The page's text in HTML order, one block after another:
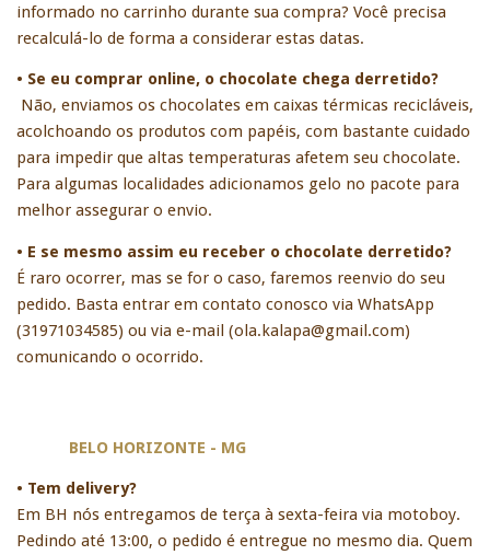
informado no carrinho durante sua compra? Você precisa
recalculá-lo de forma a considerar estas datas.
• Se eu comprar online, o chocolate chega derretido?
Não, enviamos os chocolates em caixas térmicas recicláveis,
acolchoando os produtos com papéis, com bastante cuidado
para impedir que altas temperaturas afetem seu chocolate.
Para algumas localidades adicionamos gelo no pacote para
melhor assegurar o envio.
• E se mesmo assim eu receber o chocolate derretido?
É raro ocorrer, mas se for o caso, faremos reenvio do seu
pedido. Basta entrar em contato conosco via WhatsApp
(31971034585) ou via e-mail (ola.kalapa@gmail.com)
comunicando o ocorrido.
BELO HORIZONTE - MG
• Tem delivery?
Em BH nós entregamos de terça à sexta-feira via motoboy.
Pedindo até 13:00, o pedido é entregue no mesmo dia. Quem